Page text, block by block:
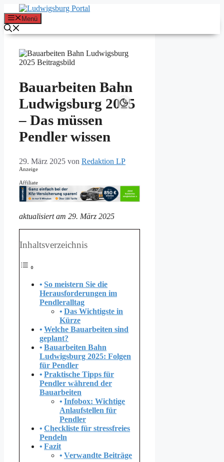
Inhalt
springen
Menü
Bauarbeiten Bahn
Ludwigsburg 2025
– Das müssen
Pendler wissen
29. März 2025 von Redaktion LP
Anzeige
Affiliate
aktualisiert am 29. März 2025
Inhaltsverzeichnis
So meistern Sie die
Herausforderungen im
Pendleralltag
Das Wichtigste in
Kürze
Welche Bauarbeiten sind
geplant?
Bauarbeiten Bahn
Ludwigsburg 2025: Folgen
für Pendler
Praktische Tipps für
Pendler während der
Bauarbeiten
Infobox: Wichtige
Anlaufstellen für
Pendler
Checkliste für stressfreies
Pendeln
Fazit
Verwandte Beiträge